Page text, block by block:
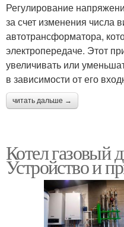
Регулирование
за счет изменения числа
автотрансформатора,
электропередаче. Этот
увеличивать или
в зависимости от его
читать дальше →
Котел газовый
Устройство и